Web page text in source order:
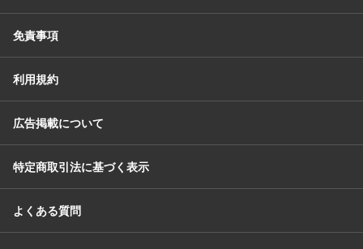
免責事項
利用規約
広告掲載について
特定商取引法に基づく表示
よくある質問